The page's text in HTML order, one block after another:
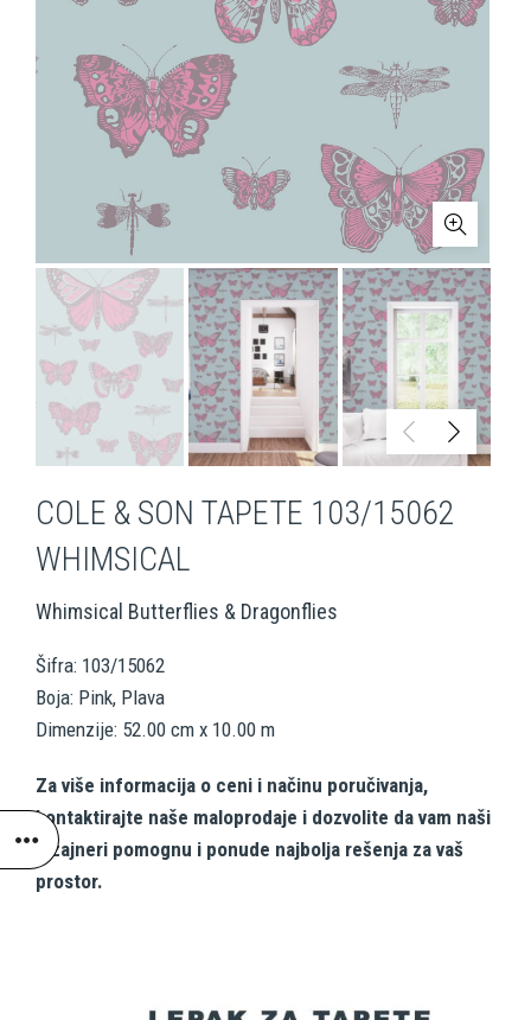
COLE & SON TAPETE 103/15062
WHIMSICAL
Whimsical Butterflies & Dragonflies
Šifra: 103/15062
Boja: Pink, Plava
Dimenzije: 52.00 cm x 10.00 m
Za više informacija o ceni i načinu poručivanja,
kontaktirajte naše maloprodaje i dozvolite da vam naši
dizajneri pomognu i ponude najbolja rešenja za vaš
prostor.